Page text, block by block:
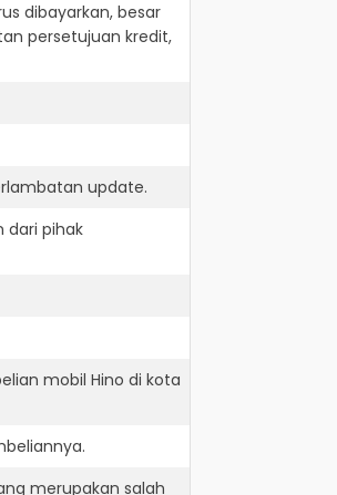
dibayarkan, besar
persetujuan kredit,
update.
dari pihak
mobil Hino di kota
merupakan salah